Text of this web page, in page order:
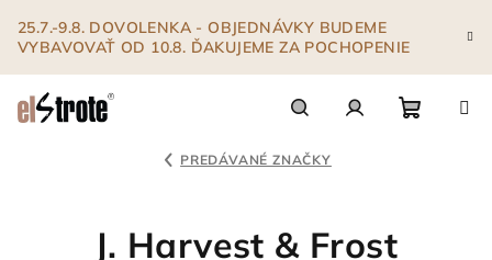
obsah
25.7.-9.8. DOVOLENKA - OBJEDNÁVKY BUDEME
VYBAVOVAŤ OD 10.8. ĎAKUJEME ZA POCHOPENIE
PREDÁVANÉ ZNAČKY
J. Harvest & Frost